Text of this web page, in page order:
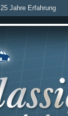
25 Jahre Erfahrung